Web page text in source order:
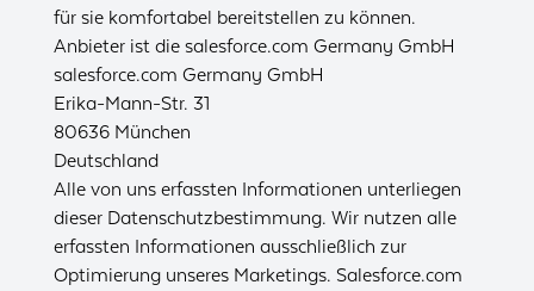
für sie komfortabel bereitstellen zu können.
Anbieter ist die salesforce.com Germany GmbH
salesforce.com Germany GmbH
Erika-Mann-Str. 31
80636 München
Deutschland
Alle von uns erfassten Informationen unterliegen
dieser Datenschutzbestimmung. Wir nutzen alle
erfassten Informationen ausschließlich zur
Optimierung unseres Marketings. Salesforce.com